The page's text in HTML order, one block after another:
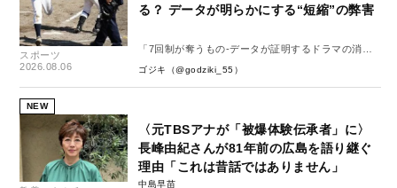
スポーツ
2026.08.06
る？ データが明らかにする“短縮”の弊害
「7回制が奪うもの-データが証明するドラマの消
失-」
ゴジキ（@godziki_55）
NEW
〈元TBSアナが「被爆体験伝承者」に〉
長峰由紀さんが81年前の広島を語り継ぐ
理由「これは昔話ではありません」
中島早苗